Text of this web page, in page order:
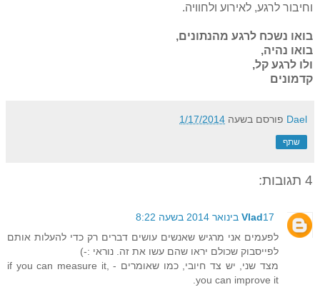
וחיבור לרגע, לאירוע ולחוויה.
בואו נשכח לרגע מהנתונים,
בואו נהיה,
ולו לרגע קל,
קדמונים
Dael פורסם בשעה 1/17/2014
שתף
4 תגובות:
Vlad17 בינואר 2014 בשעה 8:22
לפעמים אני מרגיש שאנשים עושים דברים רק כדי להעלות אותם
לפייסבוק שכולם יראו שהם עשו את זה. נוראי :-)
מצד שני, יש צד חיובי, כמו שאומרים - if you can measure it,
you can improve it.